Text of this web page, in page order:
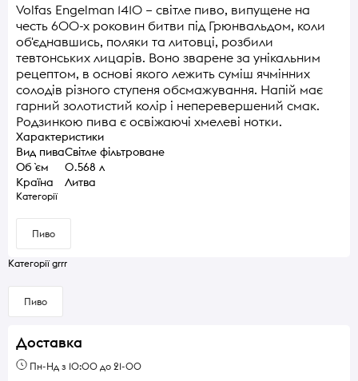
Volfas Engelman 1410 – світле пиво, випущене на
честь 600-х роковин битви під Грюнвальдом, коли
об'єднавшись, поляки та литовці, розбили
тевтонських лицарів. Воно зварене за унікальним
рецептом, в основі якого лежить суміш ячмінних
солодів різного ступеня обсмажування. Напій має
гарний золотистий колір і неперевершений смак.
Родзинкою пива є освіжаючі хмелеві нотки.
Характеристики
Вид пиваСвітле фільтроване
Об `єм
0.568 л
Країна
Литва
Категорії
Пиво
Категорії grrr
Пиво
Доставка
Пн-Нд з 10:00 до 21-00